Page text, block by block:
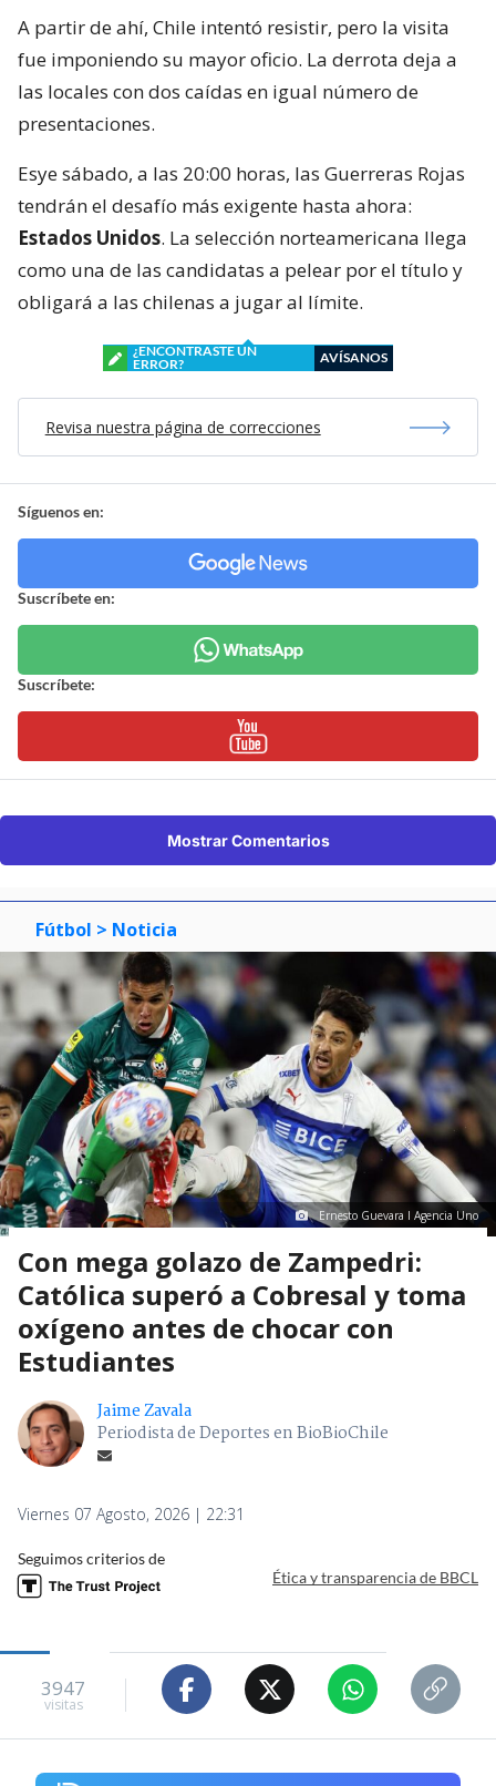
A partir de ahí, Chile intentó resistir, pero la visita
fue imponiendo su mayor oficio. La derrota deja a
las locales con dos caídas en igual número de
presentaciones.
Esye sábado, a las 20:00 horas, las Guerreras Rojas
tendrán el desafío más exigente hasta ahora:
Estados Unidos. La selección norteamericana llega
como una de las candidatas a pelear por el título y
obligará a las chilenas a jugar al límite.
¿ENCONTRASTE UN
ERROR?
AVÍSANOS
Revisa nuestra página de correcciones
Síguenos en:
Suscríbete en:
Suscríbete:
Mostrar Comentarios
Fútbol > Noticia
Ernesto Guevara I Agencia Uno
Con mega golazo de Zampedri:
Católica superó a Cobresal y toma
oxígeno antes de chocar con
Estudiantes
Jaime Zavala
Periodista de Deportes en BioBioChile
Viernes 07 Agosto, 2026 | 22:31
Seguimos criterios de
Ética y transparencia de BBCL
3947
visitas